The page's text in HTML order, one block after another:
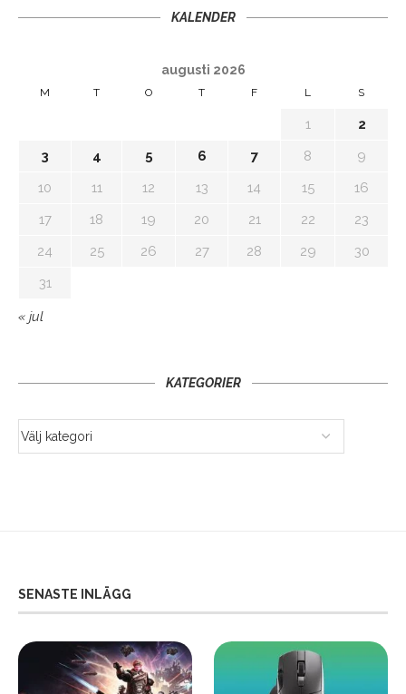
KALENDER
augusti 2026
M T O T F L S
1
2
3
4 5 6 7 8
9
10
11 12 13 14 15
16
17
18 19 20 21 22
23
24
25 26 27 28 29
30
31
« jul
KATEGORIER
SENASTE INLÄGG